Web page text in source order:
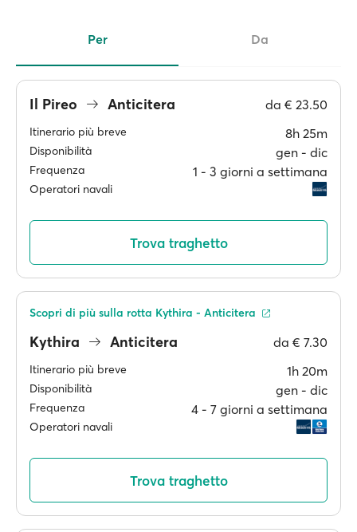
Per Da
Il Pireo Anticitera da € 23.50
Itinerario più breve 8h 25m
Disponibilità gen ‐ dic
Frequenza 1 ‐ 3 giorni a settimana
Operatori navali
Trova traghetto
Kythira Anticitera da € 7.30
Itinerario più breve 1h 20m
Disponibilità gen ‐ dic
Frequenza 4 ‐ 7 giorni a settimana
Operatori navali
Scopri di più sulla rotta Kythira - Anticitera
Trova traghetto